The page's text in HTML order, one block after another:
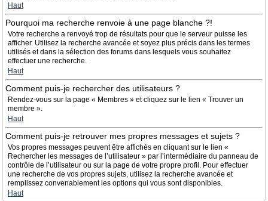
Haut
Pourquoi ma recherche renvoie à une page blanche ?!
Votre recherche a renvoyé trop de résultats pour que le serveur puisse les
afficher. Utilisez la recherche avancée et soyez plus précis dans les termes
utilisés et dans la sélection des forums dans lesquels vous souhaitez
effectuer une recherche.
Haut
Comment puis-je rechercher des utilisateurs ?
Rendez-vous sur la page « Membres » et cliquez sur le lien « Trouver un
membre ».
Haut
Comment puis-je retrouver mes propres messages et sujets ?
Vos propres messages peuvent être affichés en cliquant sur le lien «
Rechercher les messages de l’utilisateur » par l’intermédiaire du panneau de
contrôle de l’utilisateur ou sur la page de votre propre profil. Pour effectuer
une recherche de vos propres sujets, utilisez la recherche avancée et
remplissez convenablement les options qui vous sont disponibles.
Haut